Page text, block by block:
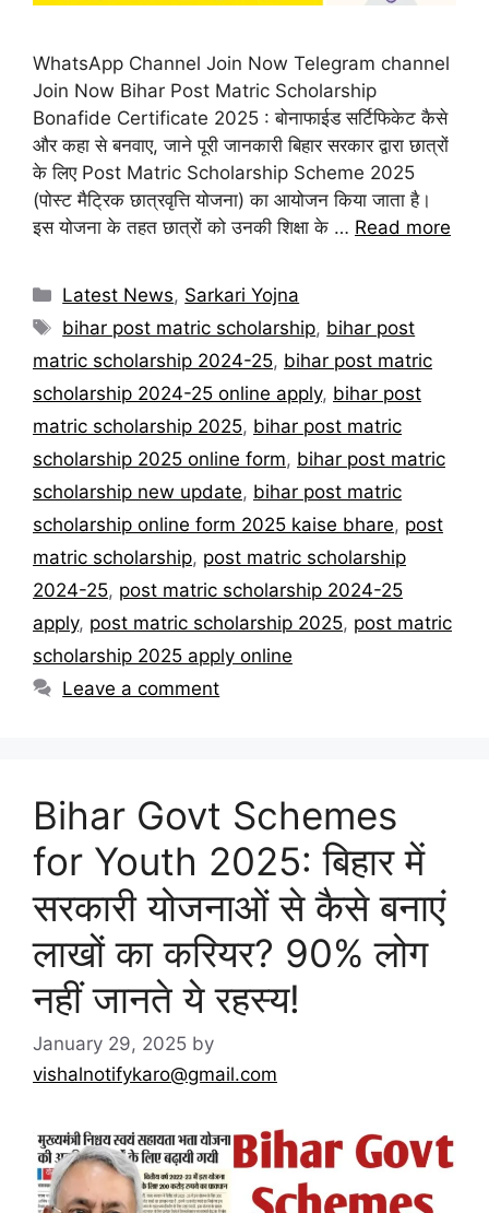
WhatsApp Channel Join Now Telegram channel
Join Now Bihar Post Matric Scholarship
Bonafide Certificate 2025 : बोनाफाईड सर्टिफिकेट कैसे
और कहा से बनवाए, जाने पूरी जानकारी बिहार सरकार द्वारा छात्रों
के लिए Post Matric Scholarship Scheme 2025
(पोस्ट मैट्रिक छात्रवृत्ति योजना) का आयोजन किया जाता है।
इस योजना के तहत छात्रों को उनकी शिक्षा के … Read more
Categories
Latest News, Sarkari Yojna
Tags
bihar post matric scholarship, bihar post
matric scholarship 2024-25, bihar post matric
scholarship 2024-25 online apply, bihar post
matric scholarship 2025, bihar post matric
scholarship 2025 online form, bihar post matric
scholarship new update, bihar post matric
scholarship online form 2025 kaise bhare, post
matric scholarship, post matric scholarship
2024-25, post matric scholarship 2024-25
apply, post matric scholarship 2025, post matric
scholarship 2025 apply online
Leave a comment
Bihar Govt Schemes
for Youth 2025: बिहार में
सरकारी योजनाओं से कैसे बनाएं
लाखों का करियर? 90% लोग
नहीं जानते ये रहस्य!
January 29, 2025 by
vishalnotifykaro@gmail.com